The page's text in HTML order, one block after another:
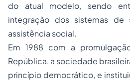
do atual modelo, sendo
integração dos sistemas de
assistência social.
Em 1988 com a
República, a sociedade
princípio democrático, e